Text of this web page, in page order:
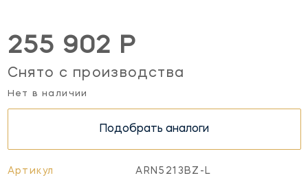
255 902 Р
Снято с производства
Нет в наличии
Подобрать аналоги
Артикул ARN5213BZ-L